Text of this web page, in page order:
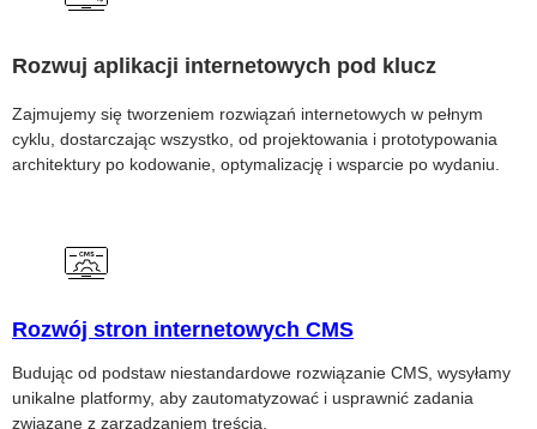
Rozwuj aplikacji internetowych pod klucz
Zajmujemy się tworzeniem rozwiązań internetowych w pełnym
cyklu, dostarczając wszystko, od projektowania i prototypowania
architektury po kodowanie, optymalizację i wsparcie po wydaniu.
Rozwój stron internetowych CMS
Budując od podstaw niestandardowe rozwiązanie CMS, wysyłamy
unikalne platformy, aby zautomatyzować i usprawnić zadania
związane z zarządzaniem treścią.